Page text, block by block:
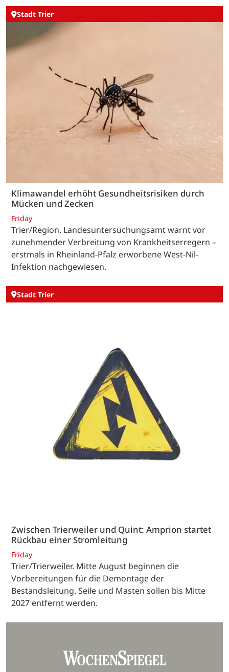
Stadt Trier
Klimawandel erhöht Gesundheitsrisiken durch
Mücken und Zecken
Friday
Trier/Region. Landesuntersuchungsamt warnt vor
zunehmender Verbreitung von Krankheitserregern –
erstmals in Rheinland-Pfalz erworbene West-Nil-
Infektion nachgewiesen.
Stadt Trier
Zwischen Trierweiler und Quint: Amprion startet
Rückbau einer Stromleitung
Friday
Trier/Trierweiler. Mitte August beginnen die
Vorbereitungen für die Demontage der
Bestandsleitung. Seile und Masten sollen bis Mitte
2027 entfernt werden.